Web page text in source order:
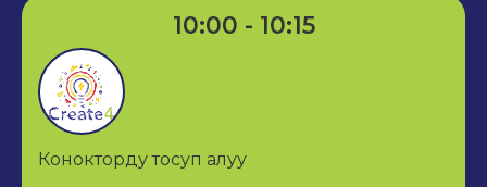
10:00 - 10:15
Конокторду тосуп алуу